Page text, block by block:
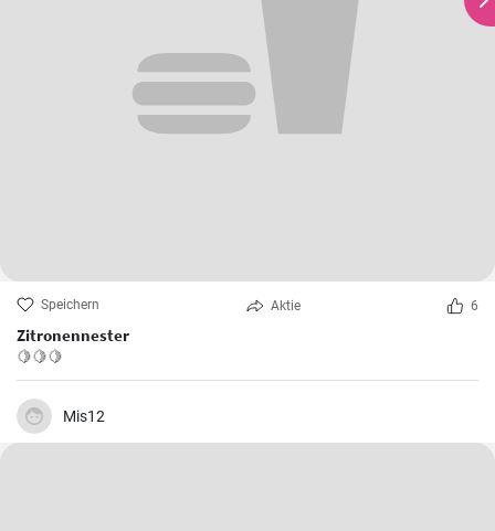
Speichern Aktie 6
Zitronennester
🍋🍋🍋
Mis12